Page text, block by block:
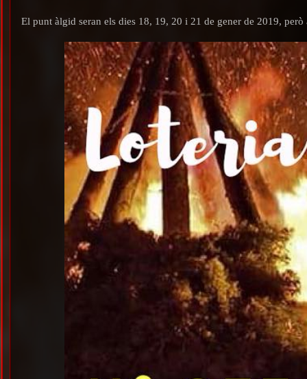
El punt àlgid seran els dies 18, 19, 20 i 21 de gener de 2019,